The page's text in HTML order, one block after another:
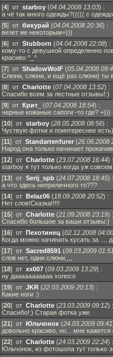
[4] от starboy (04.04.2008 13:03) :
а чё так много одежды?((((( с
[5] от бикурай (04.04.2008 20:36) :
везет же некоторым=)))
[6] от Stubborn (04.04.2008 22:08) :
кому-то с девушкой определенно
красиво ^_^
[7] от ShadowWolF (05.04.2008
Слюни, слюни, и ещё раз слюни) ты
[8] от Charlotte (07.04.2008 13:52) :
Спасибо всем за лестные отзывы!:)
[9] от Крит_ (07.04.2008 18:54) :
черные кожаные сапоги -то где? +)))
[10] от starboy (28.05.2008 08:56) :
Чуствую фотки и поинтереснее
[11] от Standartenfurer (26.06.2008
Народ она только начинает
[12] от Charlotte (23.07.2008 16:44) :
starboy я тут только когда уж
[13] от Serij_spb (24.07.2008 18:45) :
а что здесь неприличного то???
[14] от Belaz06 (18.09.2008 20:52) :
Нет слов!Сказка!!!!!
[15] от Charlotte (21.09.2008 23:19) :
Cпасибо большое за ваши отзывы:)
[16] от Пехотинец (02.12.2008 04:00
Когда можно начинать кусать за ....
[17] от Sacred8591 (09.03.2009 01:51
слов нет, одни слюни,,,,
[18] от xx007 (09.03.2009 13:29) :
ну дааааааааааа холосо
[19] от JKR (22.03.2009 20:13) :
Какие ноги :)
[20] от Charlotte (23.03.2009 09:12) :
Спасибо!:) Старая фотка уже.
[21] от Юльчонок (24.03.2009 09:41
довольно красиво, но... мне
[22] от Charlotte (24.03.2009 22:24) :
Юльчонок, из фотошопа тут только